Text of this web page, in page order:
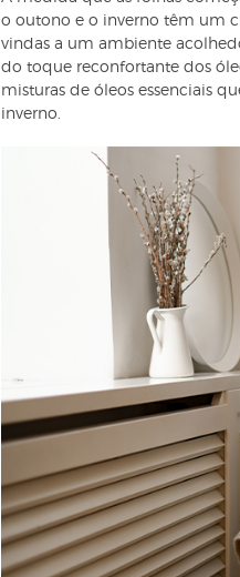
o outono e o inverno têm um
vindas a um ambiente
do toque reconfortante dos
misturas de óleos essenciais
inverno.